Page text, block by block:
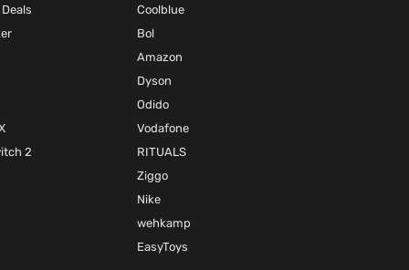
2
Coolblue
Bol
Amazon
Dyson
Odido
Vodafone
RITUALS
Ziggo
Nike
wehkamp
EasyToys